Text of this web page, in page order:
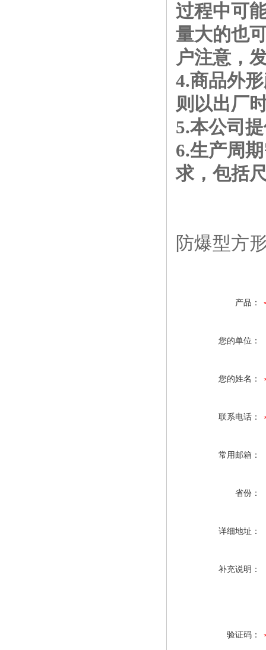
过程中可
量大的也
户注意，
4.商品外
则以出厂
5.本公司
6.生产周
求，包括
防爆型方
产品：
您的单位：
您的姓名：
联系电话：
常用邮箱：
省份：
详细地址：
补充说明：
验证码：